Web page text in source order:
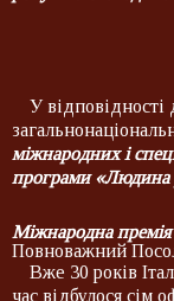
У
міжнародних і
програми «Людина
Міжнародна премія
Повноважний Посол
Вже 30 років
час відбулося сім